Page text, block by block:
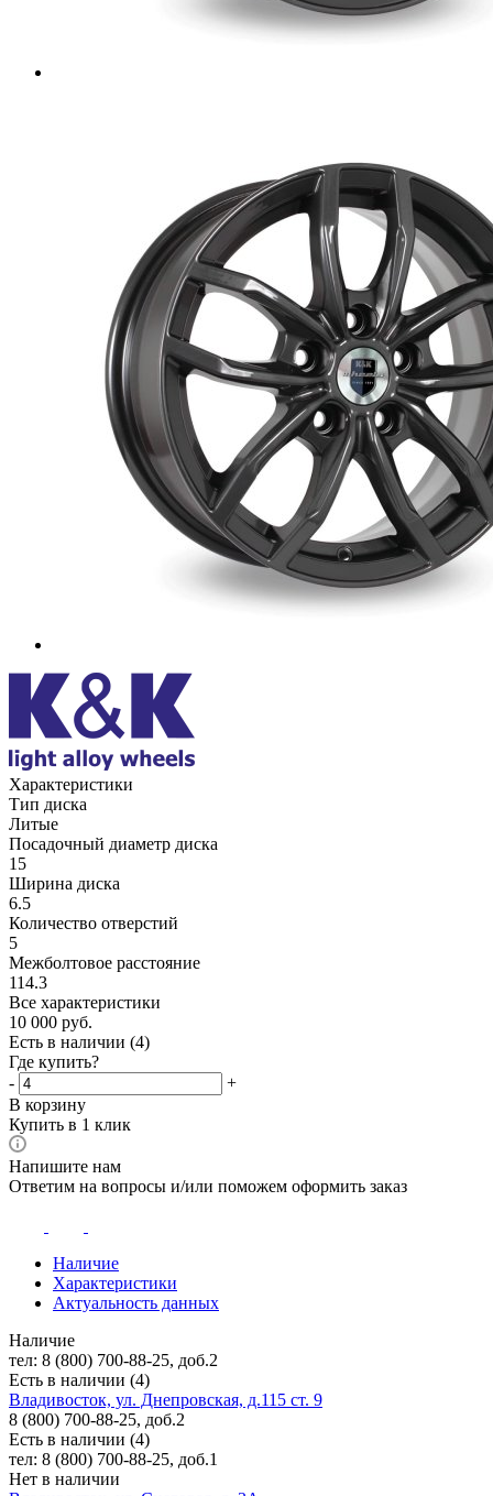
Характеристики
Тип диска
Литые
Посадочный диаметр диска
15
Ширина диска
6.5
Количество отверстий
5
Межболтовое расстояние
114.3
Все характеристики
10 000 руб.
Есть в наличии (4)
Где купить?
-
+
В корзину
Купить в 1 клик
Напишите нам
Ответим на вопросы и/или поможем оформить заказ
Наличие
Характеристики
Актуальность данных
Наличие
тел: 8 (800) 700-88-25, доб.2
Есть в наличии (4)
Владивосток, ул. Днепровская, д.115 ст. 9
8 (800) 700-88-25, доб.2
Есть в наличии (4)
тел: 8 (800) 700-88-25, доб.1
Нет в наличии